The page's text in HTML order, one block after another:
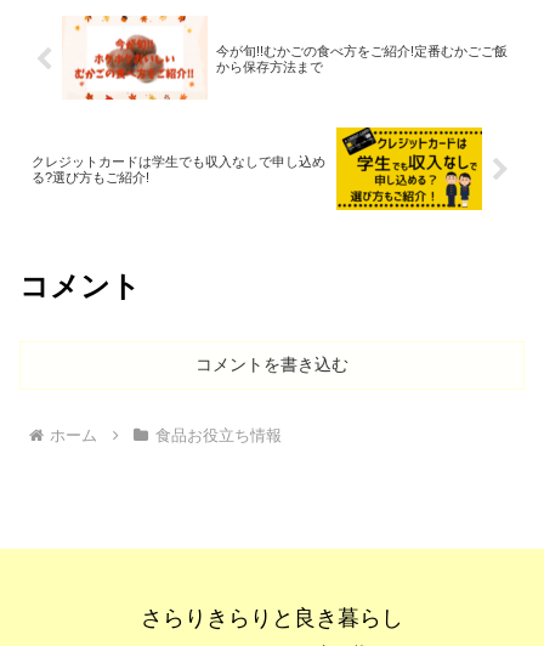
今が旬!!むかごの食べ方をご紹介!定番むかごご飯
から保存方法まで
クレジットカードは学生でも収入なしで申し込め
る?選び方もご紹介!
コメント
コメントを書き込む
ホーム 食品お役立ち情報
さらりきらりと良き暮らし